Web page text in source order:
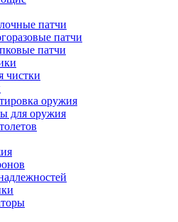
патчи
патчи
патчи
чистки
оружия
для оружия